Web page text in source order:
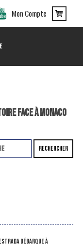
Mon Compte
FACE À MONACO
RECHERCHER
débarque à